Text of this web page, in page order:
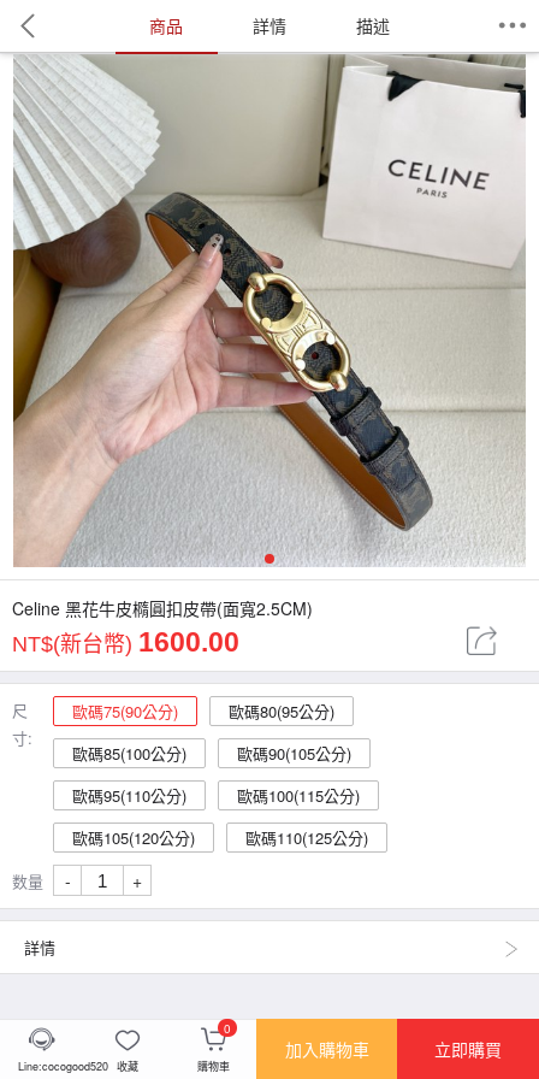
商品 詳情 描述
1
Celine 黑花牛皮橢圓扣皮帶(面寬2.5CM)
NT$(新台幣) 1600.00
尺
寸:
歐碼75(90公分)
歐碼80(95公分)
歐碼85(100公分)
歐碼90(105公分)
歐碼95(110公分)
歐碼100(115公分)
歐碼105(120公分)
歐碼110(125公分)
数量
- +
詳情
Line:cocogood520 收藏
0
購物車
加入購物車 立即購買